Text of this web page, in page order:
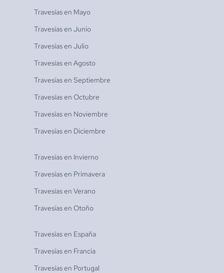
Travesías en Mayo
Travesías en Junio
Travesías en Julio
Travesías en Agosto
Travesías en Septiembre
Travesías en Octubre
Travesías en Noviembre
Travesías en Diciembre
Travesías en Invierno
Travesías en Primavera
Travesías en Verano
Travesías en Otoño
Travesías en España
Travesías en Francia
Travesías en Portugal